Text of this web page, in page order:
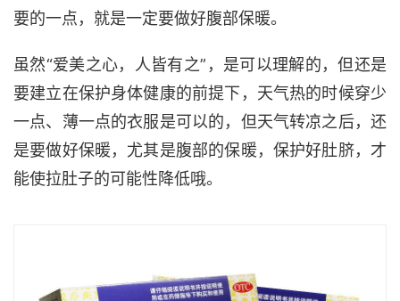
要的一点，就是一定要做好腹部保暖。
虽然“爱美之心，人皆有之”，是可以理解的，但还是
要建立在保护身体健康的前提下，天气热的时候穿少
一点、薄一点的衣服是可以的，但天气转凉之后，还
是要做好保暖，尤其是腹部的保暖，保护好肚脐，才
能使拉肚子的可能性降低哦。